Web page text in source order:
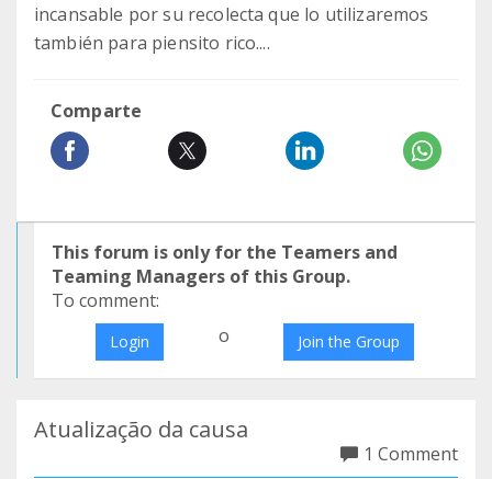
incansable por su recolecta que lo utilizaremos
también para piensito rico....
Comparte
This forum is only for the Teamers and
Teaming Managers of this Group.
To comment:
Login o Join the Group
Atualização da causa
1 Comment